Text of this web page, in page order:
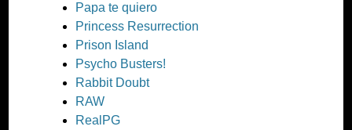
Papa te quiero
Princess Resurrection
Prison Island
Psycho Busters!
Rabbit Doubt
RAW
RealPG